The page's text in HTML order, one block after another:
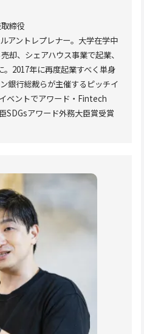
締役
アントレプレナー。大学在学中
却、シェアハウス事業で起業、
2017年に再度起業すべく単身
銀行総裁らが主催するピッチイ
ベントでアワード・Fintech
SDGsアワード外務大臣賞受賞